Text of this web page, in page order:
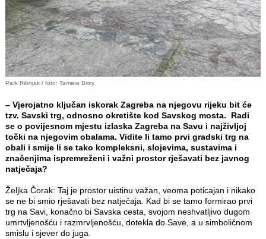
Park Ribnjak / foto: Tamara Brixy
– Vjerojatno ključan iskorak Zagreba na njegovu rijeku bit će
tzv. Savski trg, odnosno okretište kod Savskog mosta. Radi
se o povijesnom mjestu izlaska Zagreba na Savu i najživljoj
točki na njegovim obalama. Vidite li tamo prvi gradski trg na
obali i smije li se tako kompleksni, slojevima, sustavima i
značenjima ispremreženi i važni prostor rješavati bez javnog
natječaja?
Željka Čorak: Taj je prostor uistinu važan, veoma poticajan i nikako
se ne bi smio rješavati bez natječaja. Kad bi se tamo formirao prvi
trg na Savi, konačno bi Savska cesta, svojom neshvatljivo dugom
umrtvljenošću i razmrvljenošću, dotekla do Save, a u simboličnom
smislu i sjever do juga.